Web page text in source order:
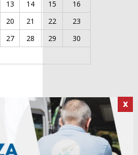
13 14 15
16
20 21 22
23
27 28 29
30
X